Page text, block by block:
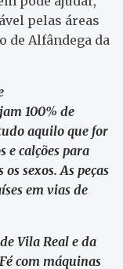
pelas áreas
de Alfândega da
100% de
aquilo que for
e calções para
sexos. As peças
em vias de
Vila Real e da
com máquinas